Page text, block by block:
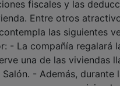
Entre otros
las siguientes
- La compañía regalará
una de las viviendas
Salón. - Además, durante
que reserve una vivienda